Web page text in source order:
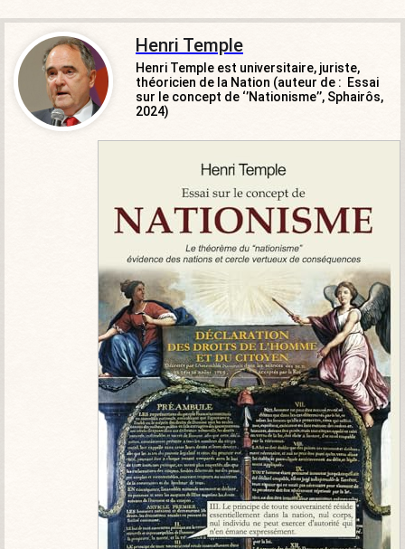
Henri Temple
Henri Temple est universitaire, juriste,
théoricien de la Nation (auteur de : Essai
sur le concept de ‘’Nationisme’’, Sphairôs,
2024)